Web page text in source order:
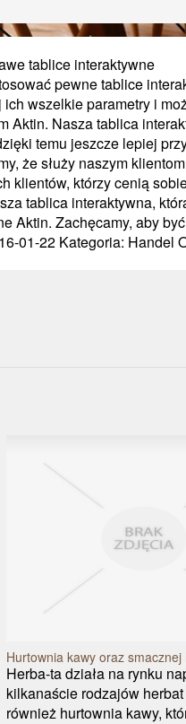
tablice interaktywne
pewne tablice
ich wszelkie parametry i
Aktin. Nasza tablica
temu jeszcze lepiej
że służy naszym
klientów, którzy cenią
tablica interaktywna,
Aktin. Zachęcamy, aby
01-22 Kategoria: Handel
Hurtownia kawy oraz smacznej
Herba-ta działa na rynku
kilkanaście rodzajów
również hurtownia kawy,